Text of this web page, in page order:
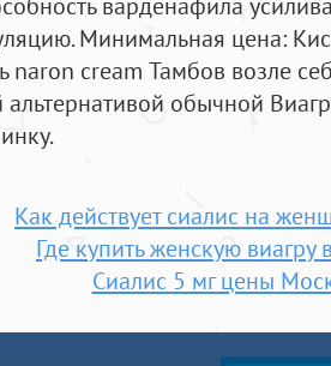
Минимальная цена:
naron cream Тамбов возле
альтернативой обычной
Как действует сиалис на
Где купить женскую виагру
Сиалис 5 мг цены